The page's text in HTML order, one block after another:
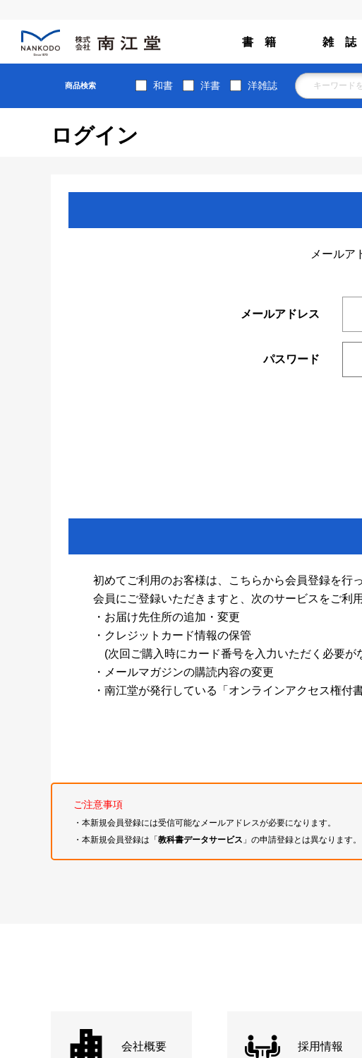
書 籍 雑 誌
商品検索 和書 洋書 洋雑誌
ログイン
メールア
メールアドレス
パスワード
初めてご利用のお客様は、こちらから会員登録を行
会員にご登録いただきますと、次のサービスをご利
・お届け先住所の追加・変更
・クレジットカード情報の保管
(次回ご購入時にカード番号を入力いただく必要が
・メールマガジンの購読内容の変更
・南江堂が発行している「オンラインアクセス権付
ご注意事項
・本新規会員登録には受信可能なメールアドレスが必要になります。
・本新規会員登録は「教科書データサービス 」の申請登録とは異なります。
会社概要 採用情報